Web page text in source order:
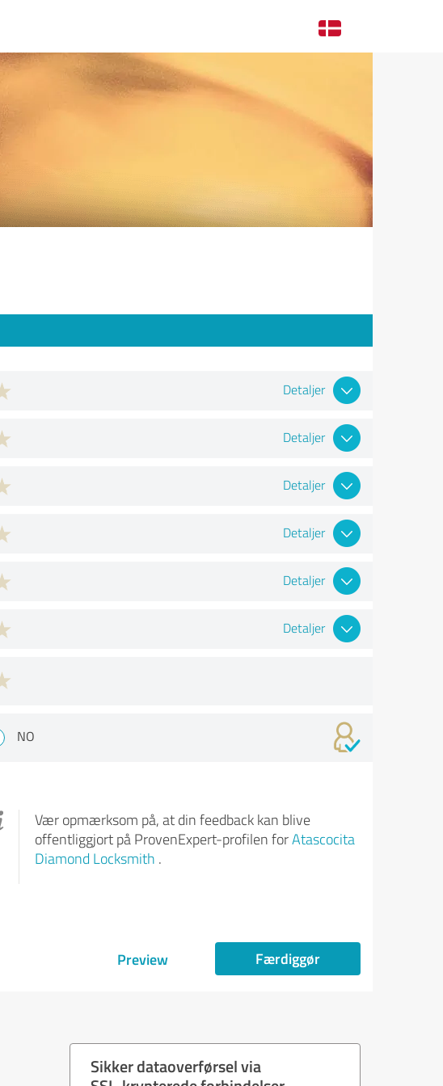
Detaljer
Detaljer
Detaljer
Detaljer
Detaljer
Detaljer
NO
Vær opmærksom på, at din feedback kan blive
offentliggjort på ProvenExpert-profilen forAtascocita
Diamond Locksmith .
Preview Færdiggør
Sikker dataoverførsel via